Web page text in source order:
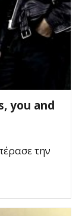
you and
την